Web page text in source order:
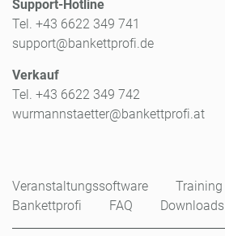
Support-Hotline
Tel. +43 6622 349 741
support@bankettprofi.de
Verkauf
Tel. +43 6622 349 742
wurmannstaetter@bankettprofi.at
Veranstaltungssoftware Training
Bankettprofi
FAQ Downloads